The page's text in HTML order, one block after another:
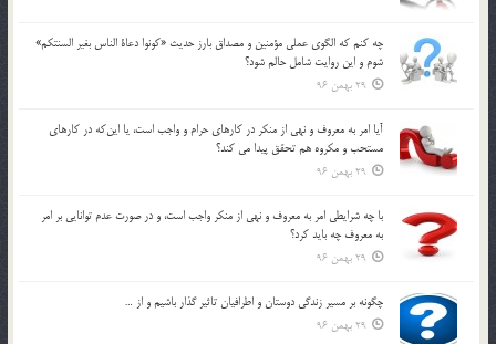
چه كنم كه الگوي عملي مؤمنين و مصداق بارز حديث «كونوا دعاة الناس بغير السنتكم»
شوم و اين روايت شامل حالم شود؟
29 بهمن 96
آيا امر به معروف و نهي از منكر در كارهاي حرام و واجب است، يا اين‌كه در كارهاي
مستحب و مكروه هم تحقق پيدا مي كند؟
29 بهمن 96
با چه شرايطي امر به معروف و نهي از منکر واجب است، و در صورت عدم توانايي بر امر
به معروف چه بايد کرد؟
29 بهمن 96
چگونه بر مسير زندگي دوستان و اطرافيان تاثير گذار باشيم و از …
29 بهمن 96